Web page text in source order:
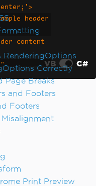
RenderingOptions
Correctly
Page Breaks
and Footers
Footers
Print Preview
,
height featu
h1>"
VB C#